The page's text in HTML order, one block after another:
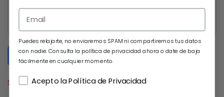
Submit Form
SIN EXISTENCIAS
Puedes relajarte, no enviaremos SPAM ni compartiremos tus datos
con nadie. Consulta la política de privacidad ahora o date de baja
fácilmente en cualquier momento.
Acepto la Política de Privacidad